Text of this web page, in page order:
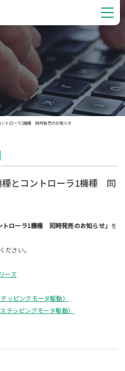
ントローラ1機種 同時発売のお知らせ
種とコントローラ1機種 同
トローラ1機種 同時発売のお知らせ」 を
ださい。
ーズ
ッピングモータ駆動）
テッピングモータ駆動）